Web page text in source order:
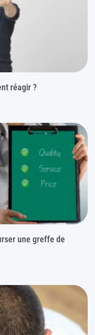
réagir ?
une greffe de